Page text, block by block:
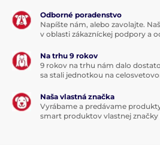
Odborné poradenstvo
Napíšte nám, alebo zavolajte.
v oblasti zákazníckej podpory a
Na trhu 9 rokov
9 rokov na trhu nám dalo
sa stali jednotkou na
Naša vlastná značka
Vyrábame a predávame
smart produktov vlastnej značky